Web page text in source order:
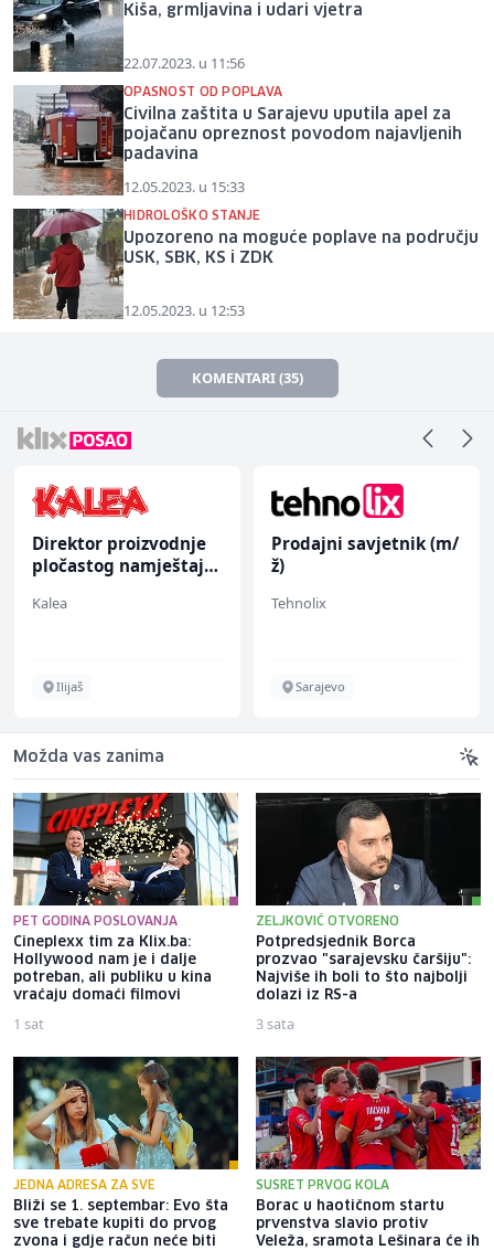
Kiša, grmljavina i udari vjetra
22.07.2023. u 11:56
OPASNOST OD POPLAVA
Civilna zaštita u Sarajevu uputila apel za
pojačanu opreznost povodom najavljenih
padavina
12.05.2023. u 15:33
HIDROLOŠKO STANJE
Upozoreno na moguće poplave na području
USK, SBK, KS i ZDK
12.05.2023. u 12:53
KOMENTARI (35)
Direktor proizvodnje
pločastog namještaja
Kalea
Ilijaš
Prodajni savjetnik (m/
ž)
Tehnolix
Sarajevo
Možda vas zanima
PET GODINA POSLOVANJA
Cineplexx tim za Klix.ba:
Hollywood nam je i dalje
potreban, ali publiku u kina
vraćaju domaći filmovi
1 sat
ZELJKOVIĆ OTVORENO
Potpredsjednik Borca
prozvao "sarajevsku čaršiju":
Najviše ih boli to što najbolji
dolazi iz RS-a
3 sata
JEDNA ADRESA ZA SVE
Bliži se 1. septembar: Evo šta
sve trebate kupiti do prvog
zvona i gdje račun neće biti
SUSRET PRVOG KOLA
Borac u haotičnom startu
prvenstva slavio protiv
Veleža, sramota Lešinara će ih